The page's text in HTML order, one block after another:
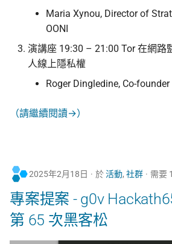
Maria Xynou, Director of
OONI
演講座 19:30 – 21:00 Tor 在網路
人線上隱私權
Roger Dingledine, Co-
（請繼續閱讀→）
2025年2月18日 於活動, 社群 需要
專案提案 - g0v
第 65 次黑客松